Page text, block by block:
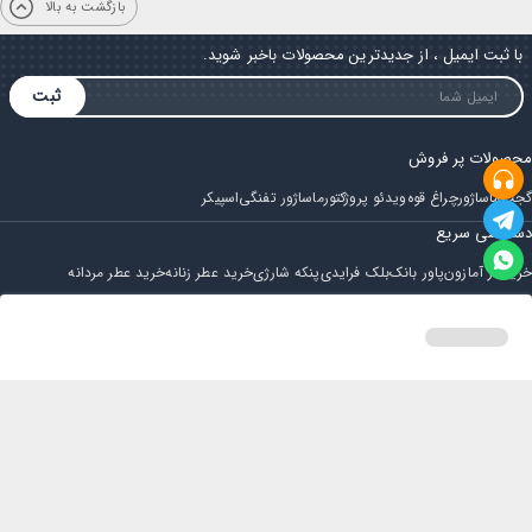
بازگشت به بالا
با ثبت ایمیل ، از جدیدترین محصولات باخبر شوید.
ثبت
محصولات پر فروش
گجتماساژورچراغ قوهویدئو پروژکتورماساژور تفنگیاسپیکر
دسترسی سریع
خرید از آمازونپاور بانکبلک فرایدیپنکه شارژیخرید عطر زنانهخرید عطر مردانه
مجله ایران باباحساب کاربری